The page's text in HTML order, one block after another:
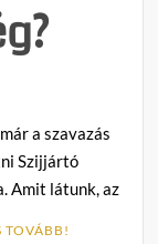
a szavazás
Szijjártó
Amit látunk, az
TOVÁBB!